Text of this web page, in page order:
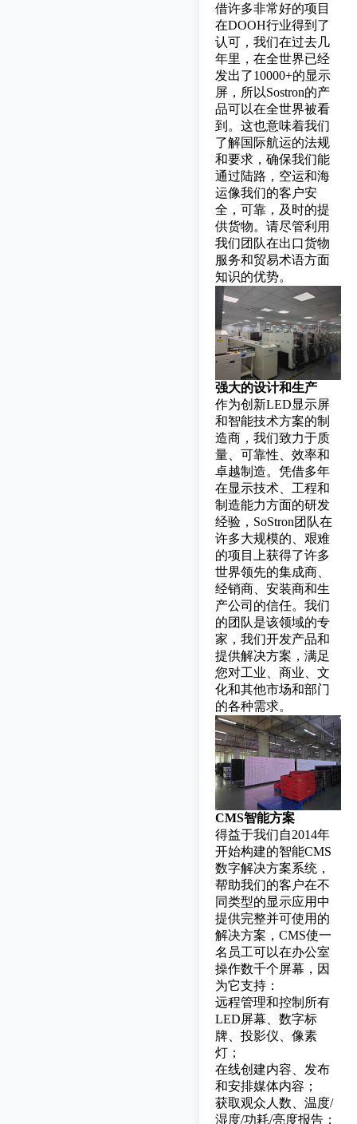
借许多非常好的项目
在DOOH行业得到了
认可，我们在过去几
年里，在全世界已经
发出了10000+的显示
屏，所以Sostron的产
品可以在全世界被看
到。这也意味着我们
了解国际航运的法规
和要求，确保我们能
通过陆路，空运和海
运像我们的客户安
全，可靠，及时的提
供货物。请尽管利用
我们团队在出口货物
服务和贸易术语方面
知识的优势。
强大的设计和生产
作为创新LED显示屏
和智能技术方案的制
造商，我们致力于质
量、可靠性、效率和
卓越制造。凭借多年
在显示技术、工程和
制造能力方面的研发
经验，SoStron团队在
许多大规模的、艰难
的项目上获得了许多
世界领先的集成商、
经销商、安装商和生
产公司的信任。我们
的团队是该领域的专
家，我们开发产品和
提供解决方案，满足
您对工业、商业、文
化和其他市场和部门
的各种需求。
CMS智能方案
得益于我们自2014年
开始构建的智能CMS
数字解决方案系统，
帮助我们的客户在不
同类型的显示应用中
提供完整并可使用的
解决方案，CMS使一
名员工可以在办公室
操作数千个屏幕，因
为它支持：
远程管理和控制所有
LED屏幕、数字标
牌、投影仪、像素
灯；
在线创建内容、发布
和安排媒体内容；
获取观众人数、温度/
湿度/功耗/亮度报告；